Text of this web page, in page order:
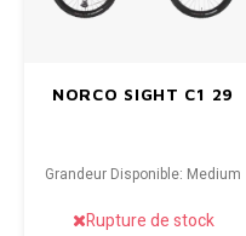
NORCO SIGHT C1 29
Grandeur Disponible: Medium
Rupture de stock